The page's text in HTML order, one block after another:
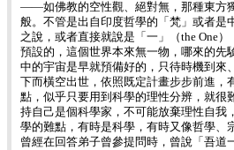
——如佛教的空性觀、絕對無，那種東方
般。不管是出自印度哲學的「梵」或者是
之說，或者直接就說是「一」（the One
預設的，這個世界本來無一物，哪來的先
中的宇宙是早就預備好的，只待時機到來
下而橫空出世，依照既定計畫步步前進，
點，似乎只要用到科學的理性分辨，就很
持自己是個科學家，不可能放棄理性自我
學的難點，有時是科學，有時又像哲學、
曾經在回答弟子曾參提問時，曾說「吾道